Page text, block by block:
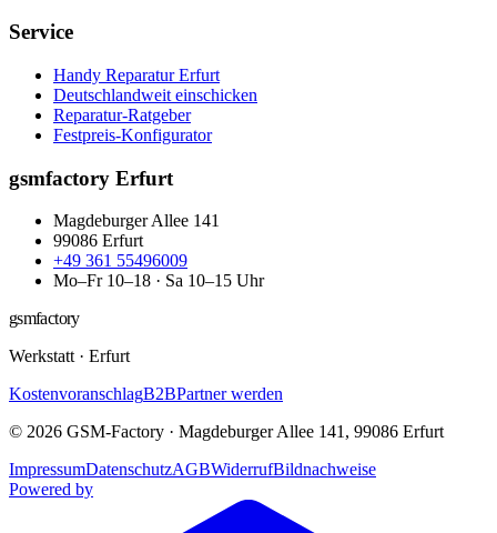
Service
Handy Reparatur Erfurt
Deutschlandweit einschicken
Reparatur-Ratgeber
Festpreis-Konfigurator
gsmfactory Erfurt
Magdeburger Allee 141
99086 Erfurt
+49 361 55496009
Mo–Fr 10–18 · Sa 10–15 Uhr
gsmfactory
Werkstatt · Erfurt
KostenvoranschlagB2BPartner werden
© 2026 GSM-Factory · Magdeburger Allee 141 , 99086 Erfurt
ImpressumDatenschutzAGBWiderrufBildnachweise
Powered by